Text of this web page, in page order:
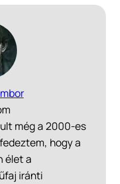
még a 2000-es
hogy a
élet a
iránti